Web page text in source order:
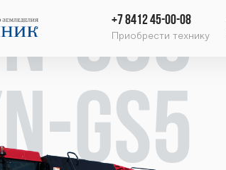
+7 8412 45-00-08
Приобрести технику
gs5
gs5